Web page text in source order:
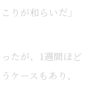
りが和らいだ」
たが、1週間ほど
ケースもあり、